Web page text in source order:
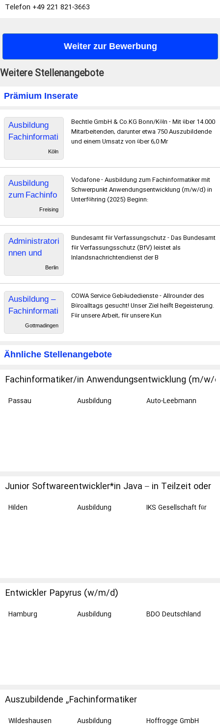
Telefon +49 221 821-3663
Weiter zur Bewerbung
Weitere Stellenangebote
Prämium Inserate
Ausbildung
Fachinformati
Anwendungse
(Start 2023)
Köln
Bechtle GmbH & Co.KG Bonn/Köln - Mit über 14.000
Mitarbeitenden, darunter etwa 750 Auszubildende
und einem Umsatz von über 6,0 Mr
Ausbildung
zum Fachinfo
rmatiker mit
Schwerpunkt
ntwicklung in
Unterföhring
Freising
Vodafone - Ausbildung zum Fachinformatiker mit
Schwerpunkt Anwendungsentwicklung (m/w/d) in
Unterföhring (2025) Beginn:
Administratori
nnen und
Administrator
en
Berlin
Bundesamt für Verfassungschutz - Das Bundesamt
für Verfassungsschutz (BfV) leistet als
Inlandsnachrichtendienst der B
Ausbildung –
Fachinformati
ker* für
Systemintegr
Gottmadingen
Gottmadingen
COWA Service Gebäudedienste - Allrounder des
Büroalltags gesucht! Unser Ziel heißt Begeisterung.
Für unsere Arbeit, für unsere Kun
Ähnliche Stellenangebote
Fachinformatiker/in Anwendungsentwicklung (m/w/
Passau Ausbildung
Auto-Leebmann
Junior Softwareentwickler*in Java – in Teilzeit oder
Hilden Ausbildung
IKS Gesellschaft für
Entwickler Papyrus (w/m/d)
Hamburg Ausbildung BDO Deutschland
Auszubildende „Fachinformatiker
Java
Wildeshausen Ausbildung Hoffrogge GmbH